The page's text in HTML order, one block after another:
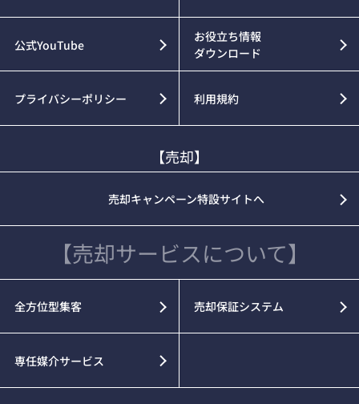
公式YouTube
お役立ち情報
ダウンロード
プライバシーポリシー 利用規約
【売却】
売却キャンペーン特設サイトへ
【売却サービスについて】
全方位型集客 売却保証システム
専任媒介サービス